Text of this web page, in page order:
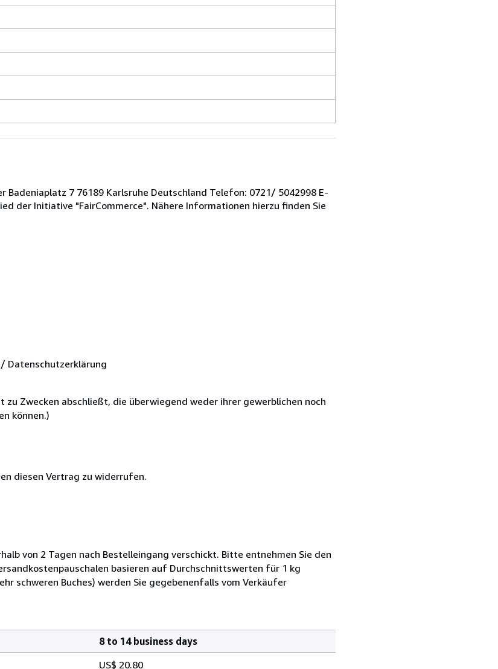
7 76189 Karlsruhe Deutschland Telefon: 0721/ 5042998 E-
der Initiative "FairCommerce". Nähere Informationen hierzu finden Sie
Datenschutzerklärung
Zwecken abschließt, die überwiegend weder ihrer gewerblichen noch
können.)
diesen Vertrag zu widerrufen.
von 2 Tagen nach Bestelleingang verschickt. Bitte entnehmen Sie den
basieren auf Durchschnittswerten für 1 kg
schweren Buches) werden Sie gegebenenfalls vom Verkäufer
8 to 14 business days
US$ 20.80